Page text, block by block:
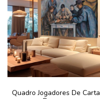
Quadro Jogadores De Carta